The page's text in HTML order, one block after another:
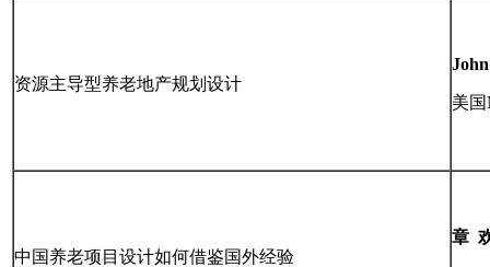
资源主导型养老地产规划设计
美
中国养老项目设计如何借鉴国外经验
章